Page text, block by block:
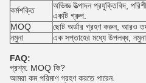
কর্মশক্তি
অভিজ্ঞ উত্পাদন প্রযুক্তিবিদ,
একটি গ্রুপ.
MOQ
ছোট অর্ডার গ্রহণ করুন, আরও
নমুনা
এক সপ্তাহের মধ্যে উপলব্ধ,
FAQ:
প্রশ্ন: MOQ কি?
আমরা কম পরিমাণ গ্রহণ করতে পারেন.